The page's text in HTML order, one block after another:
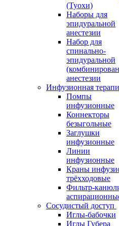
(Туохи)
Наборы для
эпидуральной
анестезии
Набор для
спинально-
эпидуральной
анестезии
Инфузионная
Помпы
инфузионные
Коннекторы
безыгольные
Заглушки
инфузионные
Линии
инфузионные
Краны
трёхходовые
Фильтр-
Сосудистый доступ
Иглы-бабочки
Иглы Губера